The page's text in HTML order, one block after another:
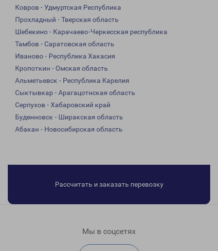
Ковров - Удмуртская Республика
Прохладный - Тверская область
Шебекино - Карачаево-Черкесская республика
Тамбов - Саратовская область
Иваново - Республика Хакасия
Кропоткин - Омская область
Альметьевск - Республика Карелия
Сыктывкар - Арагацотнская область
Серпухов - Хабаровский край
Буденновск - Ширакская область
Абакан - Новосибирская область
Рассчитать и заказать перевозку
Мы в соцсетях